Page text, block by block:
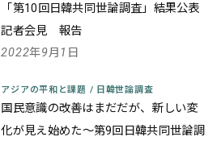
「第10回日韓共同世論調査」結果公表
記者会見 報告
2022年9月1日
アジアの平和と課題 / 日韓世論調査
国民意識の改善はまだだが、新しい変
化が見え始めた～第9回日韓共同世論調